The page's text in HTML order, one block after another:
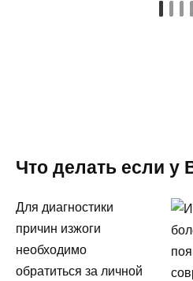
Что делать если у
Для диагностики
причин изжоги
необходимо
обратиться за личной